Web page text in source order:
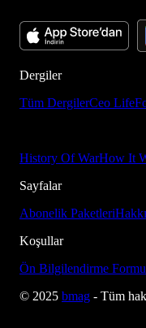
Dergiler
Tüm DergilerCeo Life
History Of WarHow It
Sayfalar
Abonelik Paketleri
Koşullar
Ön Bilgilendirme Formu
© 2025 bmag - Tüm